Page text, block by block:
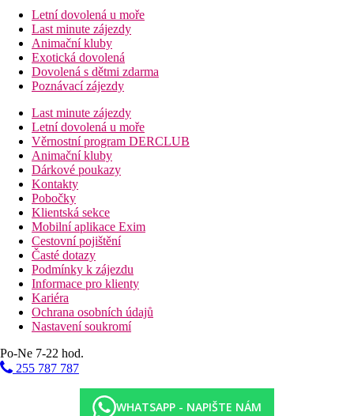
Letní dovolená u moře
Last minute zájezdy
Animační kluby
Exotická dovolená
Dovolená s dětmi zdarma
Poznávací zájezdy
Last minute zájezdy
Letní dovolená u moře
Věrnostní program DERCLUB
Animační kluby
Dárkové poukazy
Kontakty
Pobočky
Klientská sekce
Mobilní aplikace Exim
Cestovní pojištění
Časté dotazy
Podmínky k zájezdu
Informace pro klienty
Kariéra
Ochrana osobních údajů
Nastavení soukromí
Po-Ne 7-22 hod.
255 787 787
WHATSAPP - NAPIŠTE NÁM